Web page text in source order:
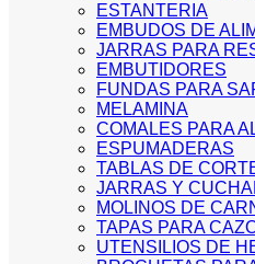
ESTANTERIA
EMBUDOS DE
JARRAS PARA
EMBUTIDORES
FUNDAS PARA
MELAMINA
COMALES PARA
ESPUMADERAS
TABLAS DE
JARRAS Y
MOLINOS DE
TAPAS PARA
UTENSILIOS DE